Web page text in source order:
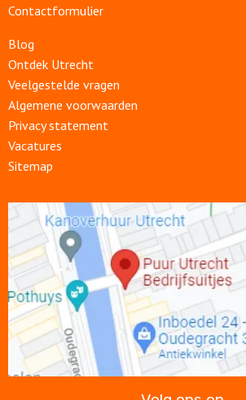
Contactformulier
Blog
Ontdek Utrecht
Veelgestelde vragen
Algemene voorwaarden
Privacy statement
Vacatures
Sitemap
link